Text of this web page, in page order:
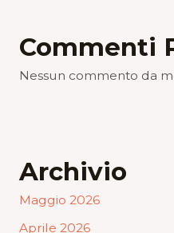
Commenti
Nessun commento da
Archivio
Maggio 2026
Aprile 2026